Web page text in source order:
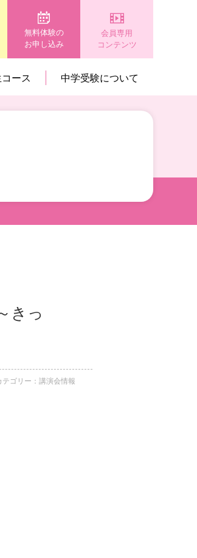
無料体験の
お申し込み
会員専用
コンテンツ
ース 中学受験について
きっ
テゴリー：講演会情報